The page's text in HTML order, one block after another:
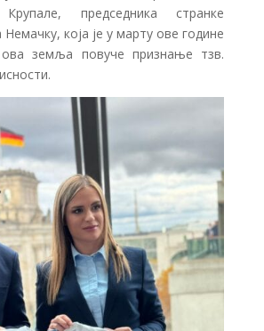
председника странке
која је у марту ове године
земља повуче признање тзв.